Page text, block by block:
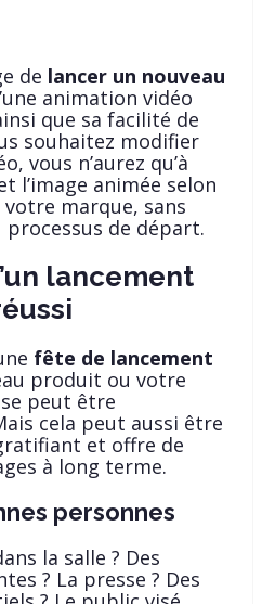
de lancer un nouveau
animation vidéo
que sa facilité de
souhaitez modifier
vous n’aurez qu’à
l’image animée selon
marque, sans
de départ.
lancement
fête de lancement
produit ou votre
peut être
cela peut aussi être
et offre de
à long terme.
personnes
la salle ? Des
? La presse ? Des